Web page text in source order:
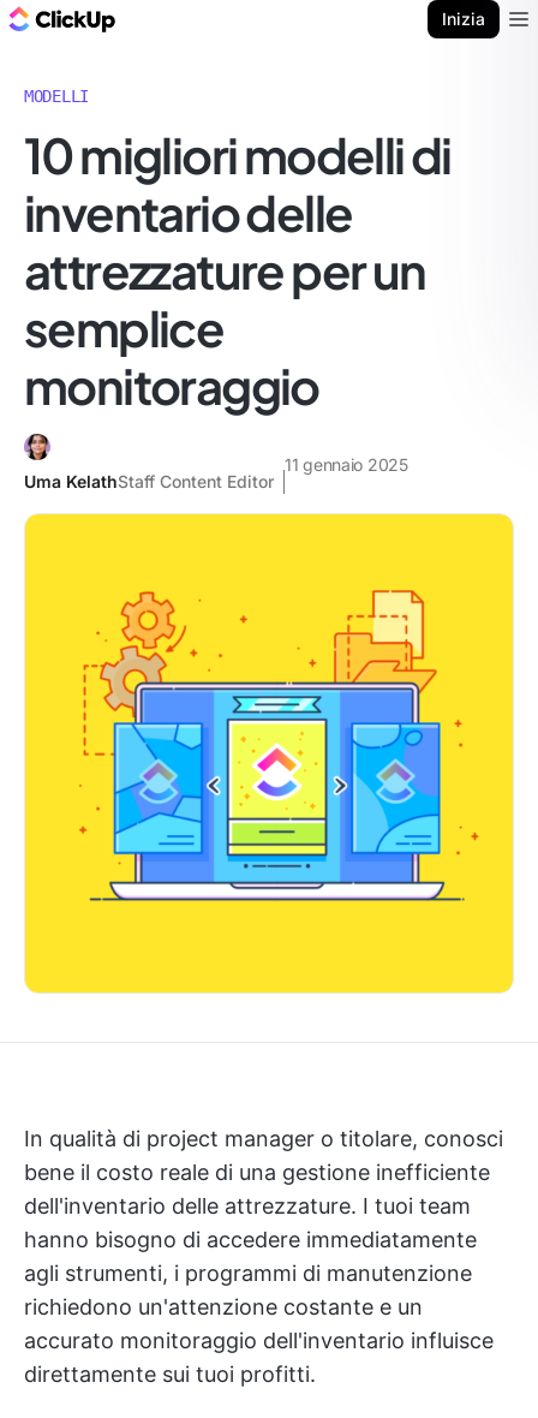
Inizia
MODELLI
10 migliori modelli di
inventario delle
attrezzature per un
semplice
monitoraggio
Uma KelathStaff Content Editor
11 gennaio 2025
In qualità di project manager o titolare, conosci
bene il costo reale di una gestione inefficiente
dell'inventario delle attrezzature. I tuoi team
hanno bisogno di accedere immediatamente
agli strumenti, i programmi di manutenzione
richiedono un'attenzione costante e un
accurato monitoraggio dell'inventario influisce
direttamente sui tuoi profitti.